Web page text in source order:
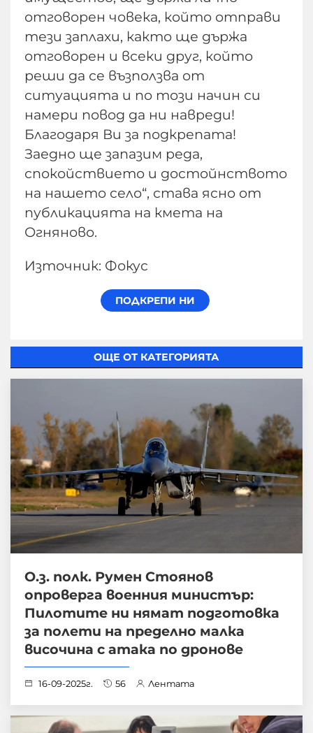
отговорен човека, който отправи
тези заплахи, както ще държа
отговорен и всеки друг, който
реши да се възползва от
ситуацията и по този начин си
намери повод да ни навреди!
Благодаря Ви за подкрепата!
Заедно ще запазим реда,
спокойствието и достойнството
на нашето село“, става ясно от
публикацията на кмета на
Огняново.
Източник: Фокус
ОЩЕ ОТ КАТЕГОРИЯТА
О.з. полк. Румен Стоянов
опроверга военния министър:
Пилотите ни нямат подготовка
за полети на пределно малка
височина с атака по дронове
16-09-2025г. 56 Лентата